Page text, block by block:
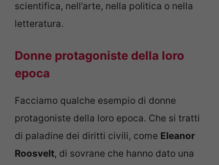
scientifica, nell’arte, nella politica o nella
letteratura.
Donne protagoniste della loro
epoca
Facciamo qualche esempio di donne
protagoniste della loro epoca. Che si tratti
di paladine dei diritti civili, come Eleanor
Roosvelt, di sovrane che hanno dato una